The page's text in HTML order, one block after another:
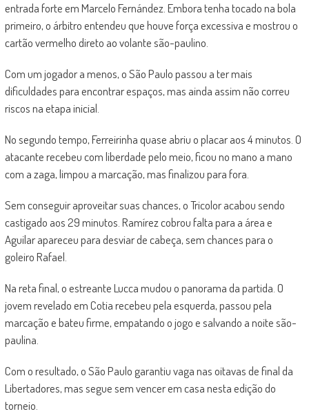
entrada forte em Marcelo Fernández. Embora tenha tocado na bola
primeiro, o árbitro entendeu que houve força excessiva e mostrou o
cartão vermelho direto ao volante são-paulino.
Com um jogador a menos, o São Paulo passou a ter mais
dificuldades para encontrar espaços, mas ainda assim não correu
riscos na etapa inicial.
No segundo tempo, Ferreirinha quase abriu o placar aos 4 minutos. O
atacante recebeu com liberdade pelo meio, ficou no mano a mano
com a zaga, limpou a marcação, mas finalizou para fora.
Sem conseguir aproveitar suas chances, o Tricolor acabou sendo
castigado aos 29 minutos. Ramírez cobrou falta para a área e
Aguilar apareceu para desviar de cabeça, sem chances para o
goleiro Rafael.
Na reta final, o estreante Lucca mudou o panorama da partida. O
jovem revelado em Cotia recebeu pela esquerda, passou pela
marcação e bateu firme, empatando o jogo e salvando a noite são-
paulina.
Com o resultado, o São Paulo garantiu vaga nas oitavas de final da
Libertadores, mas segue sem vencer em casa nesta edição do
torneio.